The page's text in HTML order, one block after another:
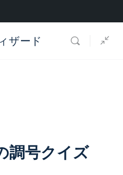
ザード
調号クイズ